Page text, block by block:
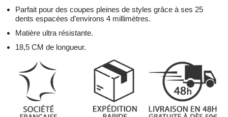
Parfait pour des coupes pleines de styles grâce à ses 25
dents espacées d’environs 4 millimètres.
Matière ultra résistante.
18,5 CM de longueur.